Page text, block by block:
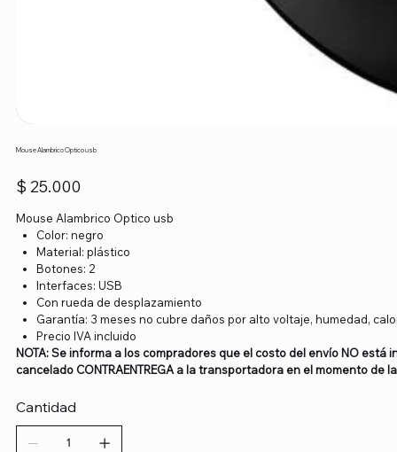
Mouse Alambrico Optico usb
Precio
$ 25.000
Mouse Alambrico Optico usb
Color: negro
​​Material: plástico
Botones: 2
Interfaces: USB
Con rueda de desplazamiento
Garantía: 3 meses no cubre daños por alto voltaje, humedad,
Precio IVA incluido
NOTA: Se informa a los compradores que el costo del envío NO
cancelado CONTRAENTREGA a la transportadora en el momento de
Cantidad